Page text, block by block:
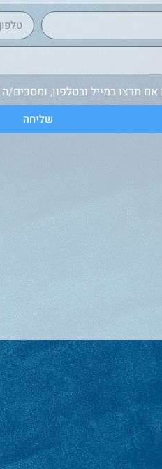
תרצו במייל ובטלפון, ומסכים/ה
שליחה